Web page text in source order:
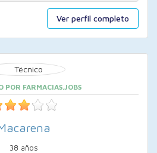
Ver perfil completo
POR FARMACIAS.JOBS
38 años